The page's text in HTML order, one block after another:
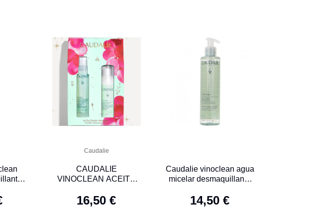
Caudalie
CAUDALIE
VINOCLEAN ACEITE
WATERPROOF 75ML
16,50 €
Caudalie vinoclean agua
micelar desmaquillante
14,50 €